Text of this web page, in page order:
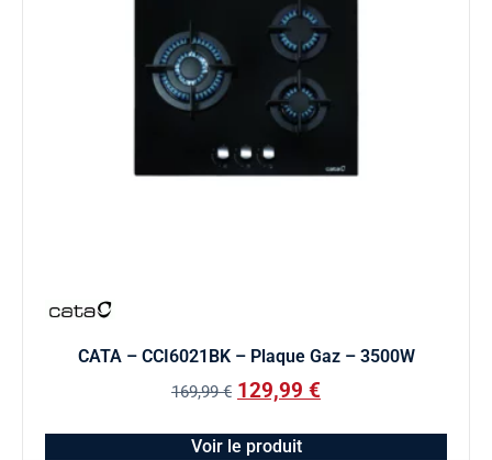
CATA – CCI6021BK – Plaque Gaz – 3500W
169,99€ 129,99 €
Voir le produit